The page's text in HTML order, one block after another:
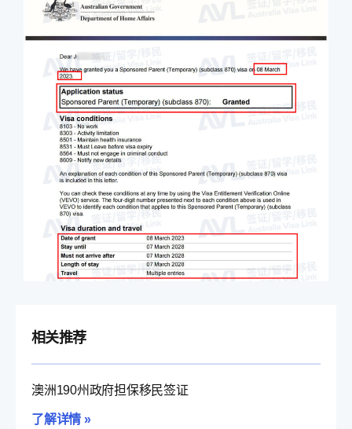
相关推荐
澳洲190州政府担保移民签证
了解详情 »